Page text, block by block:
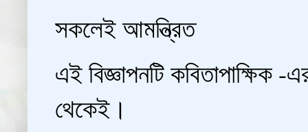
সকলেই আমন্ত্রিত
এই বিজ্ঞাপনটি কবিতাপাক্ষিক
থেকেই।